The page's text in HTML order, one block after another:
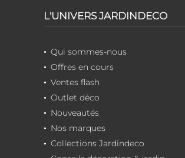
L'UNIVERS JARDINDECO
Qui sommes-nous
Offres en cours
Ventes flash
Outlet déco
Nouveautés
Nos marques
Collections Jardindeco